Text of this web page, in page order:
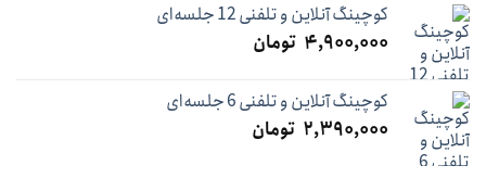
کوچینگ آنلاین و تلفنی 12 جلسه‌ای
۴,۹۰۰,۰۰۰ تومان
کوچینگ آنلاین و تلفنی 6 جلسه‌ای
۲,۳۹۰,۰۰۰ تومان